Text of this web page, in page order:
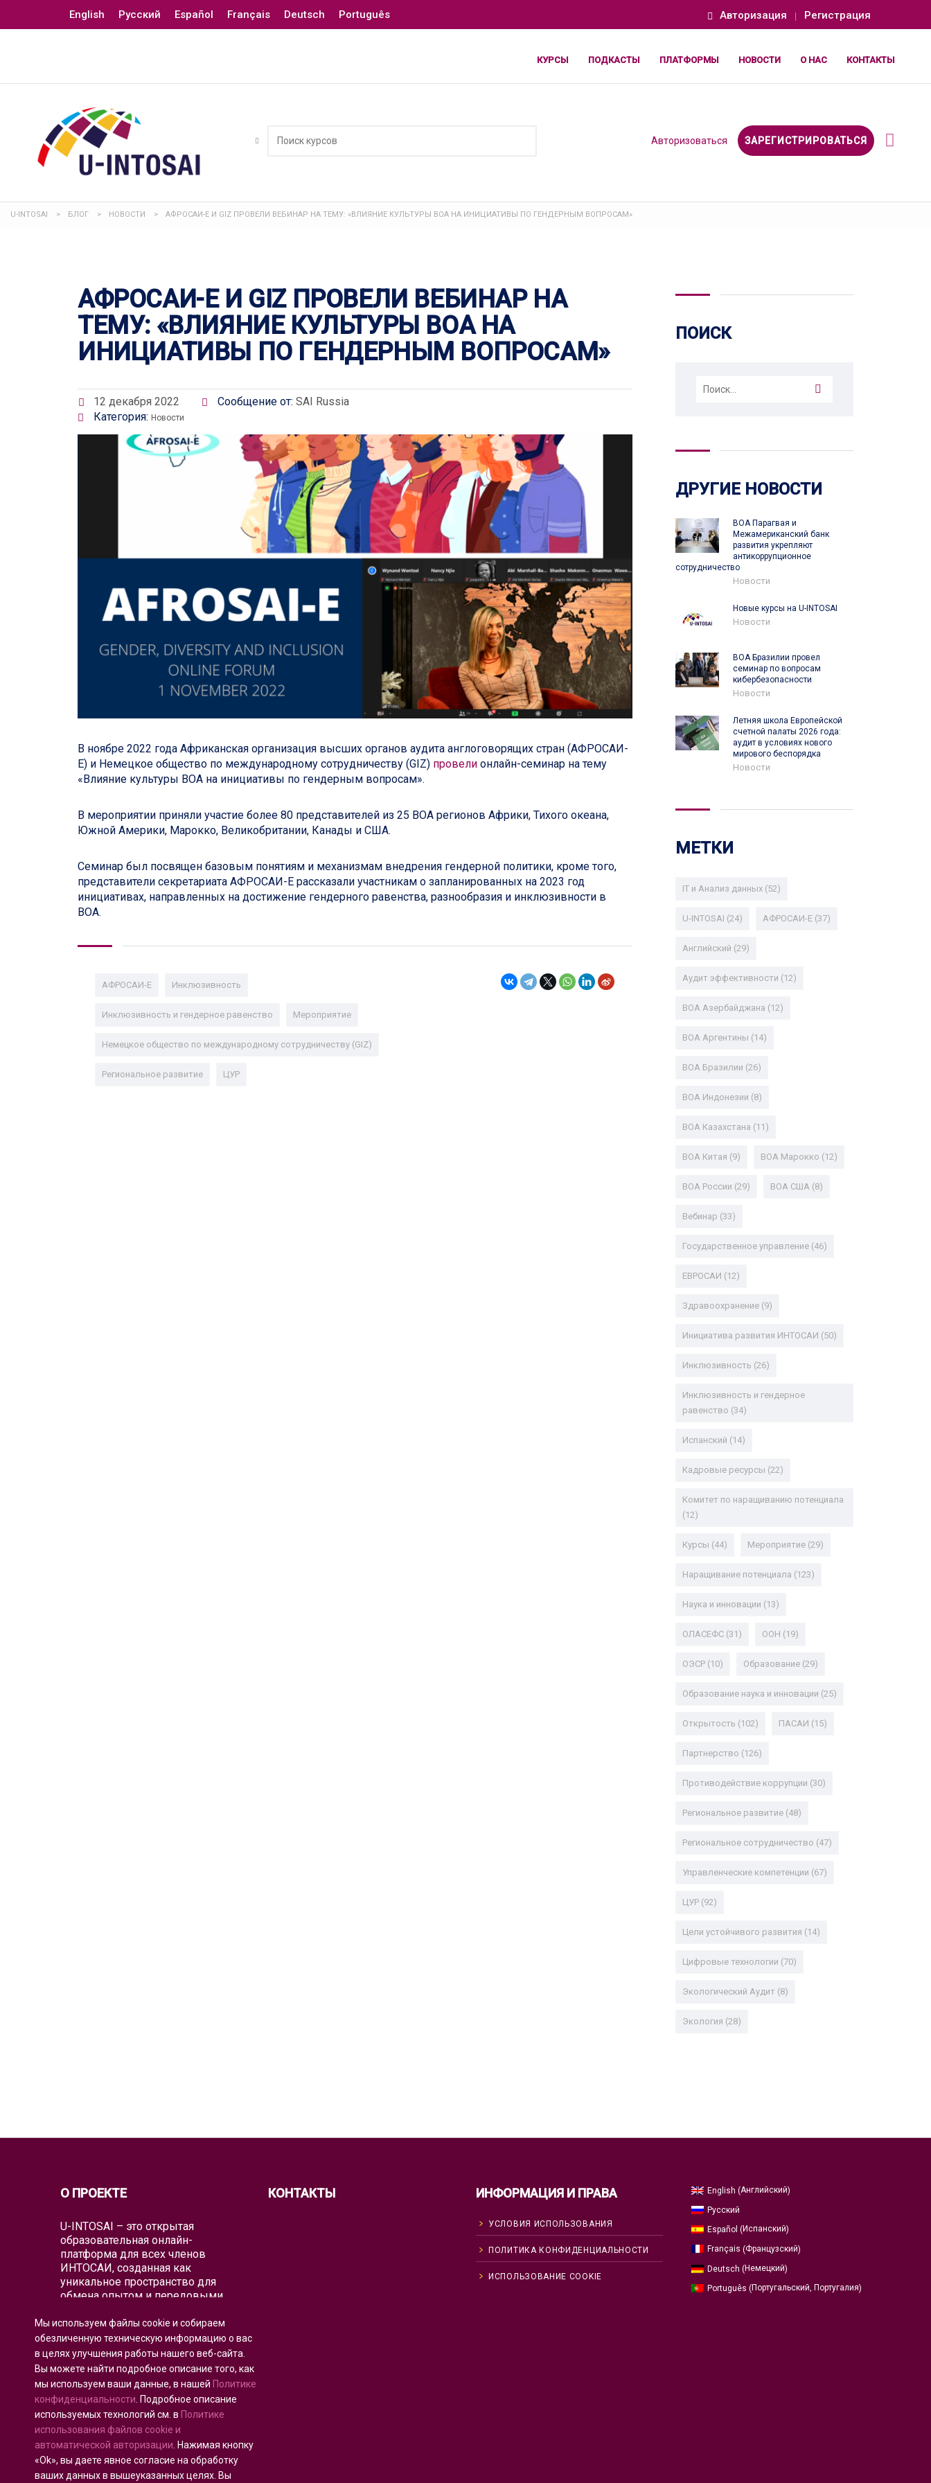
English Русский Español Français Deutsch Português Авторизация Регистрация
КУРСЫ ПОДКАСТЫ ПЛАТФОРМЫ НОВОСТИ О НАС КОНТАКТЫ
Авторизоваться ЗАРЕГИСТРИРОВАТЬСЯ
U-INTOSAI > БЛОГ > НОВОСТИ > АФРОСАИ-Е И GIZ ПРОВЕЛИ ВЕБИНАР НА ТЕМУ: «ВЛИЯНИЕ КУЛЬТУРЫ ВОА НА ИНИЦИАТИВЫ ПО ГЕНДЕРНЫМ ВОПРОСАМ»
АФРОСАИ-Е И GIZ ПРОВЕЛИ ВЕБИНАР НА
ТЕМУ: «ВЛИЯНИЕ КУЛЬТУРЫ ВОА НА
ИНИЦИАТИВЫ ПО ГЕНДЕРНЫМ ВОПРОСАМ»
12 декабря 2022 Сообщение от: SAI Russia
Категория: Новости
В ноябре 2022 года Африканская организация высших органов аудита англоговорящих стран (АФРОСАИ-
Е) и Немецкое общество по международному сотрудничеству (GIZ) провели онлайн-семинар на тему
«Влияние культуры ВОА на инициативы по гендерным вопросам».
В мероприятии приняли участие более 80 представителей из 25 ВОА регионов Африки, Тихого океана,
Южной Америки, Марокко, Великобритании, Канады и США.
Семинар был посвящен базовым понятиям и механизмам внедрения гендерной политики, кроме того,
представители секретариата АФРОСАИ-Е рассказали участникам о запланированных на 2023 год
инициативах, направленных на достижение гендерного равенства, разнообразия и инклюзивности в
ВОА.
АФРОСАИ-E Инклюзивность
Инклюзивность и гендерное равенство Мероприятие
Немецкое общество по международному сотрудничеству (GIZ)
Региональное развитие ЦУР
ПОИСК
Найти:
ДРУГИЕ НОВОСТИ
ВОА Парагвая и
Межамериканский банк
развития укрепляют
антикоррупционное
сотрудничество
Новости
Новые курсы на U-INTOSAI
Новости
ВОА Бразилии провел
семинар по вопросам
кибербезопасности
Новости
Летняя школа Европейской
счетной палаты 2026 года:
аудит в условиях нового
мирового беспорядка
Новости
МЕТКИ
IT и Анализ данных(52)
U-INTOSAI (24) АФРОСАИ-E(37)
Английский (29)
Аудит эффективности (12)
ВОА Азербайджана (12)
ВОА Аргентины (14)
ВОА Бразилии (26)
ВОА Индонезии (8)
ВОА Казахстана (11)
ВОА Китая (9) ВОА Марокко (12)
ВОА России (29) ВОА США (8)
Вебинар (33)
Государственное управление(46)
ЕВРОСАИ (12)
Здравоохранение(9)
Инициатива развития ИНТОСАИ (50)
Инклюзивность (26)
Инклюзивность и гендерное
равенство (34)
Испанский (14)
Кадровые ресурсы (22)
Комитет по наращиванию потенциала
(12)
Курсы (44) Мероприятие(29)
Наращивание потенциала (123)
Наука и инновации (13)
ОЛАСЕФС(31) ООН (19)
ОЭСР(10) Образование(29)
Образование наука и инновации (25)
Открытость (102) ПАСАИ (15)
Партнерство (126)
Противодействие коррупции (30)
Региональное развитие(48)
Региональное сотрудничество (47)
Управленческие компетенции (67)
ЦУР(92)
Цели устойчивого развития (14)
Цифровые технологии (70)
Экологический Аудит (8)
Экология (28)
О ПРОЕКТЕ
U-INTOSAI – это открытая
образовательная онлайн-
платформа для всех членов
ИНТОСАИ, созданная как
уникальное пространство для
обмена опытом и передовыми
Университет предлагает всему
глобальному аудиторскому
сообществу как классические
образовательные форматы, так и
лучшие образовательные проекты
и практические руководства
ИНТОСАИ, которые объединяют
существующие образовательные
инициативы для воспитания
аудиторов будущего.
КОНТАКТЫ ИНФОРМАЦИЯ И ПРАВА
УСЛОВИЯ ИСПОЛЬЗОВАНИЯ
ПОЛИТИКА КОНФИДЕНЦИАЛЬНОСТИ
ИСПОЛЬЗОВАНИЕ COOKIE
English (Английский)
Русский
Español (Испанский)
Français (Французский)
Deutsch (Немецкий)
Português (Португальский, Португалия)
Мы используем файлы cookie и собираем
обезличенную техническую информацию о вас
в целях улучшения работы нашего веб-сайта.
Вы можете найти подробное описание того, как
мы используем ваши данные, в нашей Политике
конфиденциальности . Подробное описание
используемых технологий см. в Политике
использования файлов cookie и
автоматической авторизации . Нажимая кнопку
«Ok», вы даете явное согласие на обработку
ваших данных в вышеуказанных целях. Вы